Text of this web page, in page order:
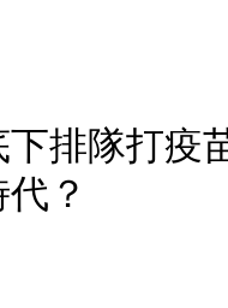
下排隊打
？